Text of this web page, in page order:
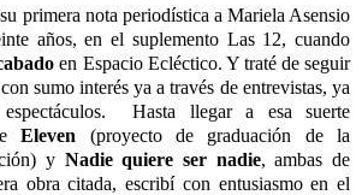
primera nota periodística a Mariela Asensio
años, en el suplemento Las 12, cuando
en Espacio Ecléctico. Y traté de seguir
sumo interés ya a través de entrevistas, ya
Hasta llegar a esa suerte
Eleven (proyecto de graduación de la
y Nadie quiere ser nadie, ambas de
obra citada, escribí con entusiasmo en el